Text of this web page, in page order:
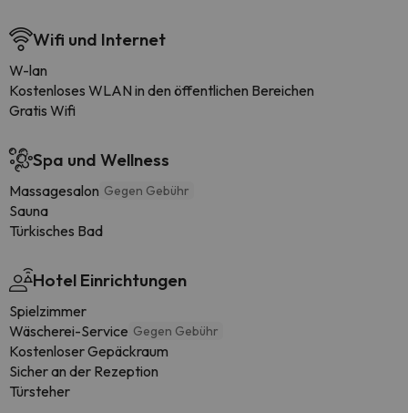
Wifi und Internet
W-lan
Kostenloses WLAN in den öffentlichen Bereichen
Gratis Wifi
Spa und Wellness
Massagesalon Gegen Gebühr
Sauna
Türkisches Bad
Hotel Einrichtungen
Spielzimmer
Wäscherei-Service Gegen Gebühr
Kostenloser Gepäckraum
Sicher an der Rezeption
Türsteher